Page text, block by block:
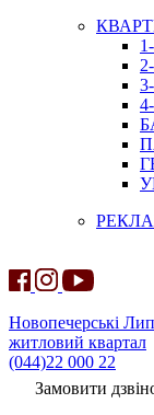
Новопечерські
житловий квартал
(044)22 000 22
Замовити